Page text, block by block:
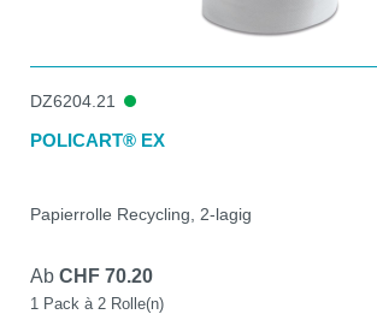
DZ6204.21
POLICART® EX
Papierrolle Recycling, 2-lagig
Ab CHF 70.20
1 Pack à 2 Rolle(n)